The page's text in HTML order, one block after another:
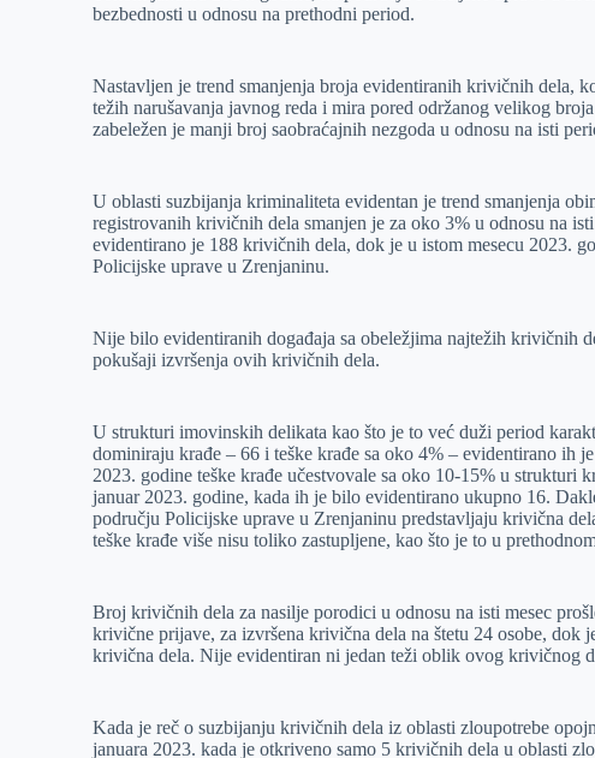
p
bezbednosti u odnosu na prethodni period.
Nastavljen je trend smanjenja broja evidentiranih krivičnih dela,
težih narušavanja javnog reda i mira pored održanog velikog
zabeležen je manji broj saobraćajnih nezgoda u odnosu na isti
U oblasti suzbijanja kriminaliteta evidentan je trend smanjenja
registrovanih krivičnih dela smanjen je za oko 3% u odnosu na
evidentirano je 188 krivičnih dela, dok je u istom mesecu 2023.
Policijske uprave u Zrenjaninu.
Nije bilo evidentiranih događaja sa obeležjima najtežih krivičnih
pokušaji izvršenja ovih krivičnih dela.
U strukturi imovinskih delikata kao što je to već duži period
dominiraju krađe – 66 i teške krađe sa oko 4% – evidentirano ih
2023. godine teške krađe učestvovale sa oko 10-15% u
januar 2023. godine, kada ih je bilo evidentirano ukupno 16.
području Policijske uprave u Zrenjaninu predstavljaju krivična
teške krađe više nisu toliko zastupljene, kao što je to u
Broj krivičnih dela za nasilje porodici u odnosu na isti mesec
krivične prijave, za izvršena krivična dela na štetu 24 osobe,
krivična dela. Nije evidentiran ni jedan teži oblik ovog krivičnog
Kada je reč o suzbijanju krivičnih dela iz oblasti zloupotrebe
januara 2023. kada je otkriveno samo 5 krivičnih dela u oblasti